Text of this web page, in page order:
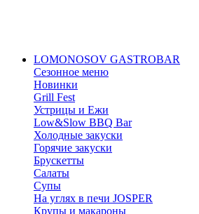
LOMONOSOV GASTROBAR
Сезонное меню
Новинки
Grill Fest
Устрицы и Ежи
Low&Slow BBQ Bar
Холодные закуски
Горячие закуски
Брускетты
Салаты
Супы
На углях в печи JOSPER
Крупы и макароны